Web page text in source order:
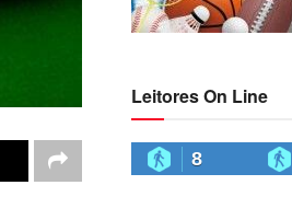
Leitores On Line
8